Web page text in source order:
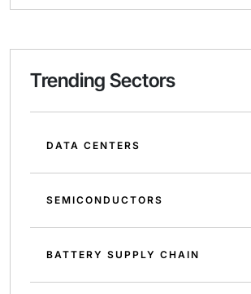
Trending Sectors
DATA CENTERS
SEMICONDUCTORS
BATTERY SUPPLY CHAIN